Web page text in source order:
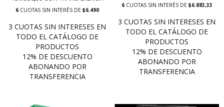
6 CUOTAS SIN INTERÉS DE $6.490
6CUOTAS SIN INTERÉS DE $6.883,33